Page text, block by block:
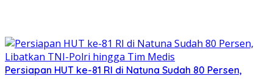
Persiapan HUT ke-81 RI di Natuna Sudah 80 Persen,